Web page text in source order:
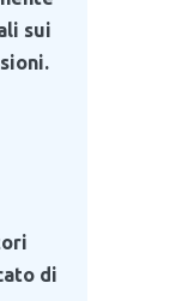
sui
di